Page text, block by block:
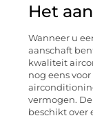
Het
Wanneer u
aanschaft
kwaliteit
nog eens
vermogen.
beschikt over